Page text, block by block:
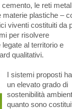
cemento, le reti
materie plastiche –
viventi costituiti da
per risolvere
legate al territorio e
qualitativi.
I sistemi proposti
un elevato grado di
sostenibilità
quanto sono